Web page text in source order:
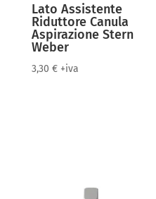
Lato Assistente
Riduttore Canula
Aspirazione Stern
Weber
3,30 € +iva